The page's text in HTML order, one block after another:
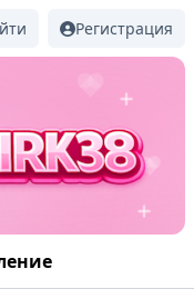
Регистрация